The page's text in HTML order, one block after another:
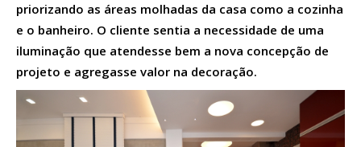
priorizando as áreas molhadas da casa como a cozinha
e o banheiro. O cliente sentia a necessidade de uma
iluminação que atendesse bem a nova concepção de
projeto e agregasse valor na decoração.